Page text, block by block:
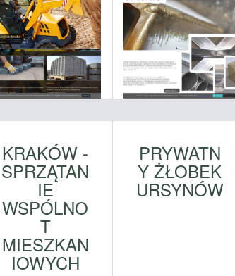
KRAKÓW -
SPRZĄTAN
IE
WSPÓLNO
T
MIESZKAN
IOWYCH
PRYWATN
Y ŻŁOBEK
URSYNÓW